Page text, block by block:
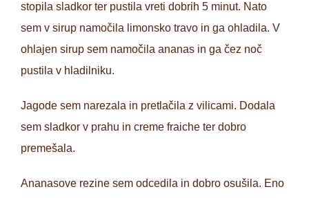
stopila sladkor ter pustila vreti dobrih 5 minut. Nato
sem v sirup namočila limonsko travo in ga ohladila. V
ohlajen sirup sem namočila ananas in ga čez noč
pustila v hladilniku.
Jagode sem narezala in pretlačila z vilicami. Dodala
sem sladkor v prahu in creme fraiche ter dobro
premešala.
Ananasove rezine sem odcedila in dobro osušila. Eno